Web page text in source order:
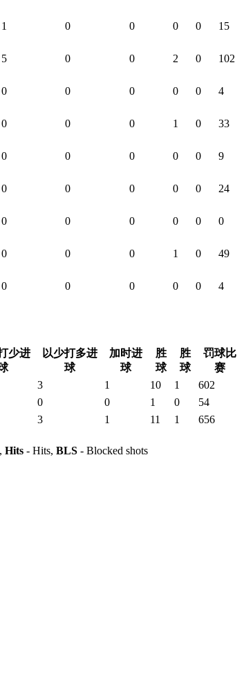
1 0 0 0 0 15
5 0 0 2 0 102
0 0 0 0 0 4
0 0 0 1 0 33
0 0 0 0 0 9
0 0 0 0 0 24
0 0 0 0 0 0
0 0 0 1 0 49
0 0 0 0 0 4
少进
以少打多进
球
加时进
球
胜
球
胜
球
罚球比
赛
3 1 10 1 602
0 0 1 0 54
3 1 11 1 656
Hits - Hits, BLS - Blocked shots